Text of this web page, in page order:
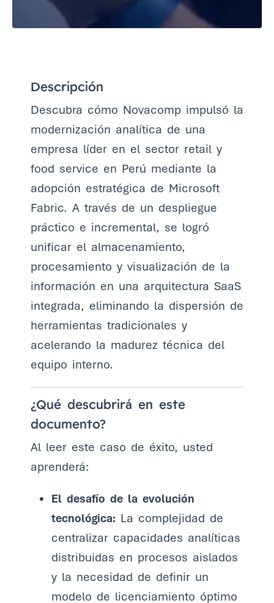
Descripción
Descubra cómo Novacomp impulsó la
modernización analítica de una
empresa líder en el sector retail y
food service en Perú mediante la
adopción estratégica de Microsoft
Fabric. A través de un despliegue
práctico e incremental, se logró
unificar el almacenamiento,
procesamiento y visualización de la
información en una arquitectura SaaS
integrada, eliminando la dispersión de
herramientas tradicionales y
acelerando la madurez técnica del
equipo interno.
¿Qué descubrirá en este
documento?
Al leer este caso de éxito, usted
aprenderá:
El desafío de la evolución
tecnológica: La complejidad de
centralizar capacidades analíticas
distribuidas en procesos aislados
y la necesidad de definir un
modelo de licenciamiento óptimo